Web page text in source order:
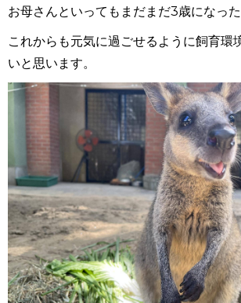
お母さんといってもまだまだ3歳になっ
これからも元気に過ごせるように飼育環
いと思います。